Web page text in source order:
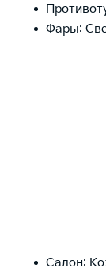
Фары:
Салон: